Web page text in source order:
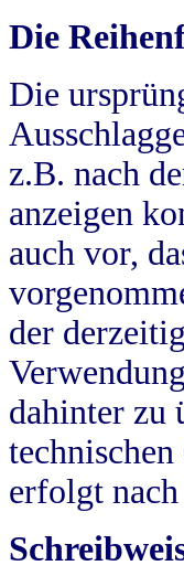
Die
Die
z.B. nach
anzeigen
auch vor,
der
dahinter zu
erfolgt